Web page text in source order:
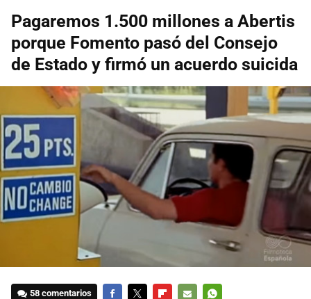
Pagaremos 1.500 millones a Abertis
porque Fomento pasó del Consejo
de Estado y firmó un acuerdo suicida
58 comentarios